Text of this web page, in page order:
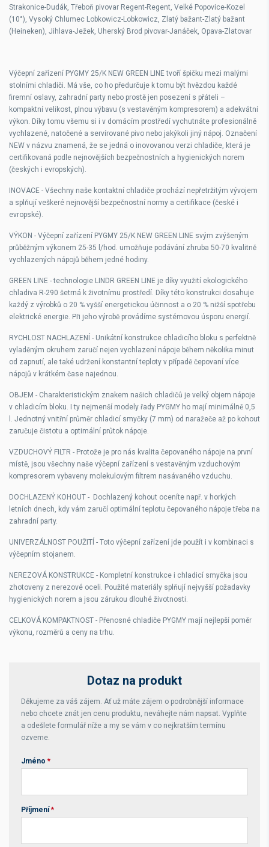
Strakonice-Dudák, Třeboň pivovar Regent-Regent, Velké Popovice-Kozel
(10°), Vysoký Chlumec Lobkowicz-Lobkowicz, Zlatý bažant-Zlatý bažant
(Heineken), Jihlava-Ježek, Uherský Brod pivovar-Janáček, Opava-Zlatovar
Výčepní zařízení PYGMY 25/K NEW GREEN LINEtvoří špičku mezi malými
stolními chladiči. Má vše, co ho předurčuje k tomu být hvězdou každé
firemní oslavy, zahradní party nebo prostě jen posezení s přáteli –
kompaktní velikost, plnou výbavu (s vestavěným kompresorem) a adekvátní
výkon. Díky tomu všemu si i v domácím prostředí vychutnáte profesionálně
vychlazené, natočené a servírované pivo nebo jakýkoli jiný nápoj. Označení
NEW v názvu znamená, že se jedná o inovovanou verzi chladiče, která je
certifikovaná podle nejnovějších bezpečnostních a hygienických norem
(českých i evropských).
INOVACE - Všechny naše kontaktní chladiče prochází nepřetržitým vývojem
a splňují veškeré nejnovější bezpečnostní normy a certifikace (české i
evropské).
VÝKON - Výčepní zařízení PYGMY 25/K NEW GREEN LINE svým zvýšeným
průběžným výkonem 25-35 l/hod . umožňuje podávání zhruba 50-70 kvalitně
vychlazených nápojů během jedné hodiny.
GREEN LINE -technologie LINDR GREEN LINE je díky využití ekologického
chladiva R-290 šetrná k životnímu prostředí. Díky této konstrukci dosahuje
každý z výrobků o 20 % vyšší energetickou účinnost a o 20 % nižší spotřebu
elektrické energie. Při jeho výrobě provádíme systémovou úsporu energií.
RYCHLOST NACHLAZENÍ - Unikátní konstrukce chladicího bloku s perfektně
vyladěným okruhem zaručí nejen vychlazení nápoje během několika minut
od zapnutí, ale také udržení konstantní teploty v případě čepovaní více
nápojů v krátkém čase najednou.
OBJEM - Charakteristickým znakem našich chladičů je velký objem nápoje
v chladicím bloku. I ty nejmenší modely řady PYGMY ho mají minimálně 0,5
l. Jednotný vnitřní průměr chladicí smyčky (7 mm) od naražeče až po kohout
zaručuje čistotu a optimální průtok nápoje.
VZDUCHOVÝ FILTR - Protože je pro nás kvalita čepovaného nápoje na první
místě, jsou všechny naše výčepní zařízení s vestavěným vzduchovým
kompresorem vybaveny molekulovým filtrem nasávaného vzduchu.
DOCHLAZENÝ KOHOUT - Dochlazený kohout oceníte např. v horkých
letních dnech, kdy vám zaručí optimální teplotu čepovaného nápoje třeba na
zahradní party.
UNIVERZÁLNOST POUŽITÍ - Toto výčepní zařízení jde použít i v kombinaci s
výčepním stojanem.
NEREZOVÁ KONSTRUKCE - Kompletní konstrukce i chladicí smyčka jsou
zhotoveny z nerezové oceli. Použité materiály splňují nejvyšší požadavky
hygienických norem a jsou zárukou dlouhé životnosti.
CELKOVÁ KOMPAKTNOST - Přenosné chladiče PYGMY mají nejlepší poměr
výkonu, rozměrů a ceny na trhu.
Dotaz na produkt
Děkujeme za váš zájem. Ať už máte zájem o podrobnější informace
nebo chcete znát jen cenu produktu, neváhejte nám napsat. Vyplňte
a odešlete formulář níže a my se vám v co nejkratším termínu
ozveme.
Jméno *
Příjmení *